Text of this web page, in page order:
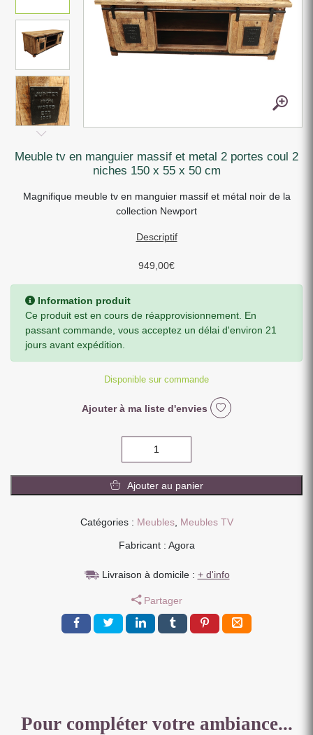
meuble tv en manguier massif et metal 2 portes coul 2
niches 150 x 55 x 50 cm
Magnifique meuble tv en manguier massif et métal noir de la
collection Newport
Descriptif
949,00€
Information produit
Ce produit est en cours de réapprovisionnement. En
passant commande, vous acceptez un délai d'environ 21
jours avant expédition.
Disponible sur commande
Ajouter à ma liste d'envies
TV
MANGUIER
ET
2
COUL
2
NICHES
CM
Ajouter au panier
Catégories : Meubles, Meubles TV
Fabricant : Agora
Livraison à domicile : + d'info
Partager
Pour compléter votre ambiance...